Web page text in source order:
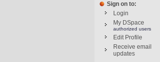
Sign on to:
Login
My DSpace
authorized users
Edit Profile
Receive email
updates